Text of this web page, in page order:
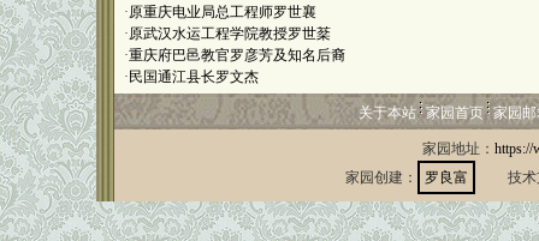
·原重庆电业局总工程师罗世襄
·原武汉水运工程学院教授罗世棻
·重庆府巴邑教官罗彦芳及知名后裔
· 民国通江县长罗文杰
关于本站 家园首页 家园
家园地址： https://
家园创建：
罗良富 技术